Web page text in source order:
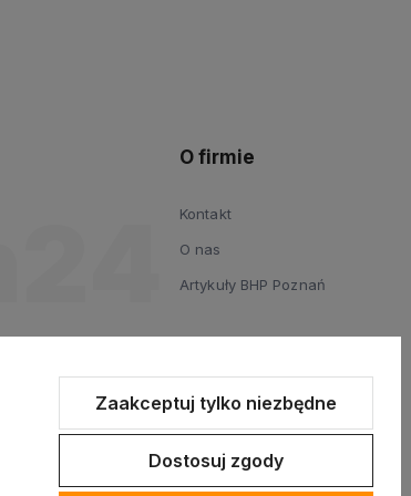
O firmie
Kontakt
O nas
Artykuły BHP Poznań
Zaakceptuj tylko niezbędne
Dostosuj zgody